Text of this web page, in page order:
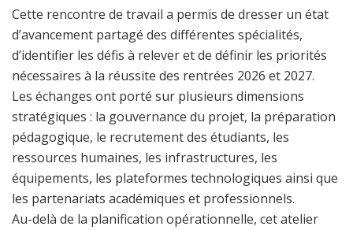
Cette rencontre de travail a permis de dresser un état
d’avancement partagé des différentes spécialités,
d’identifier les défis à relever et de définir les priorités
nécessaires à la réussite des rentrées 2026 et 2027.
Les échanges ont porté sur plusieurs dimensions
stratégiques : la gouvernance du projet, la préparation
pédagogique, le recrutement des étudiants, les
ressources humaines, les infrastructures, les
équipements, les plateformes technologiques ainsi que
les partenariats académiques et professionnels.
Au-delà de la planification opérationnelle, cet atelier